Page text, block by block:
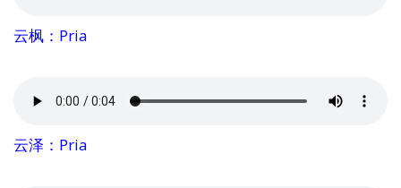
云枫：Pria
云泽：Pria